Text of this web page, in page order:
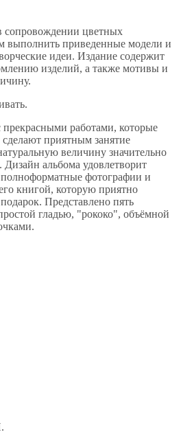
цветных
выполнить приведенные модели и
идеи. Издание содержит
изделий, а также мотивы и
работами, которые
сделают приятным занятие
величину значительно
Дизайн альбома удовлетворит
фотографии и
книгой, которую приятно
Представлено пять
гладью, "рококо", объёмной